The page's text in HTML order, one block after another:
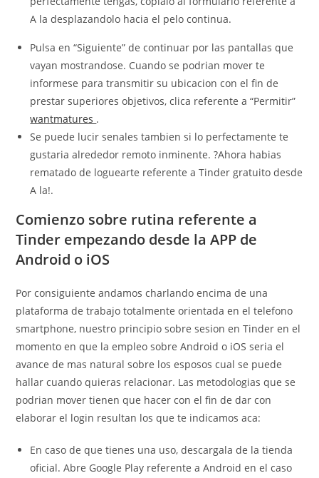
A la desplazandolo hacia el pelo continua.
Pulsa en “Siguiente” de continuar por las pantallas que
vayan mostrandose. Cuando se podri­an mover te
informese para transmitir su ubicacion con el fin de
prestar superiores objetivos, clica referente a “Permitir”
wantmatures .
Se puede lucir senales tambien si lo perfectamente te
gustaria alrededor remoto inminente. ?Ahora habias
rematado de loguearte referente a Tinder gratuito desde
A la!.
Comienzo sobre rutina referente a
Tinder empezando desde la APP de
Android o iOS
Por consiguiente andamos charlando encima de una
plataforma de trabajo totalmente orientada en el telefono
smartphone, nuestro principio sobre sesion en Tinder en el
momento en que la empleo sobre Android o iOS seri­a el
avance de mas natural sobre los esposos cual se puede
hallar cuando quieras relacionar. Las metodologias que se
podri­an mover tienen que hacer con el fin de dar con
elaborar el login resultan los que te indicamos aca:
En caso de que tienes una uso, descargala de la tienda
oficial. Abre Google Play referente a Android en el caso